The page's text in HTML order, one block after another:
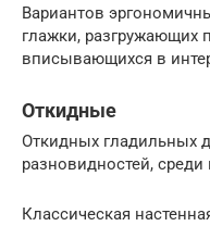
Вариантов
глажки, разгружающих
вписывающихся в
Откидные
Откидных гладильных
разновидностей,
Классическая